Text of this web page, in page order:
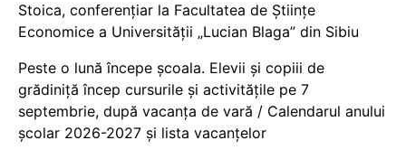
Stoica, conferențiar la Facultatea de Științe
Economice a Universității „Lucian Blaga” din Sibiu
Peste o lună începe școala. Elevii și copiii de
grădiniță încep cursurile și activitățile pe 7
septembrie, după vacanța de vară / Calendarul anului
școlar 2026-2027 și lista vacanțelor